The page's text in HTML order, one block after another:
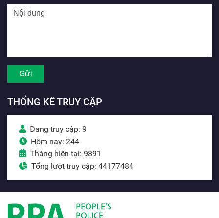
THỐNG KÊ TRUY CẬP
Đang truy cập: 9
Hôm nay: 244
Tháng hiện tại: 9891
Tổng lượt truy cập: 44177484